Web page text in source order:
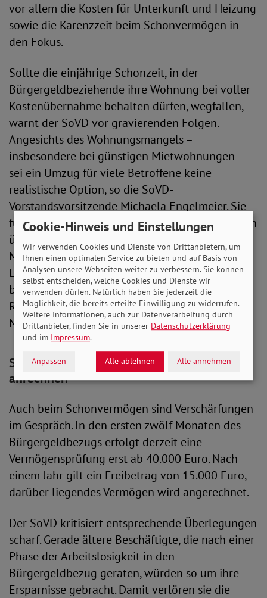
vor allem die Kosten für Unterkunft und Heizung
sowie die Karenzzeit beim Schonvermögen in
den Fokus.
Sollte die einjährige Schonzeit, in der
Bürgergeldbeziehende ihre Wohnung bei voller
Kostenübernahme behalten dürfen, wegfallen,
warnt der SoVD vor gravierenden Folgen.
Angesichts des Wohnungsmangels –
insbesondere bei günstigen Mietwohnungen –
sei ein Umzug für viele Betroffene keine
realistische Option, so die SoVD-
Vorstandsvorsitzende Michaela Engelmeier. Sie
führt weiter aus: „Das Jobcenter übernimmt dann
über kurz oder lang nur noch einen Teil der
Miete – für den anderen Teil müssen die
Leistungsbeziehenden selbst aufkommen. Das
bedeutet de facto eine Kürzung ihres
Regelsatzes. Denn der Regelbedarf ist nicht für
Mietzahlungen vorgesehen.“
SoVD: Altersvorsorge nicht auf Vermögen
anrechnen
Auch beim Schonvermögen sind Verschärfungen
im Gespräch. In den ersten zwölf Monaten des
Bürgergeldbezugs erfolgt derzeit eine
Vermögensprüfung erst ab 40.000 Euro. Nach
einem Jahr gilt ein Freibetrag von 15.000 Euro,
darüber liegendes Vermögen wird angerechnet.
Der SoVD kritisiert entsprechende Überlegungen
scharf. Gerade ältere Beschäftigte, die nach einer
Phase der Arbeitslosigkeit in den
Bürgergeldbezug geraten, würden so um ihre
Ersparnisse gebracht. Damit verlören sie die
Cookie-Hinweis und Einstellungen
Wir verwenden Cookies und Dienste von Drittanbietern, um
Ihnen einen optimalen Service zu bieten und auf Basis von
Analysen unsere Webseiten weiter zu verbessern. Sie können
selbst entscheiden, welche Cookies und Dienste wir
verwenden dürfen. Natürlich haben Sie jederzeit die
Möglichkeit, die bereits erteilte Einwilligung zu widerrufen.
Weitere Informationen, auch zur Datenverarbeitung durch
Drittanbieter, finden Sie in unserer Datenschutzerklärung
und im Impressum.
Anpassen Alle ablehnen Alle annehmen